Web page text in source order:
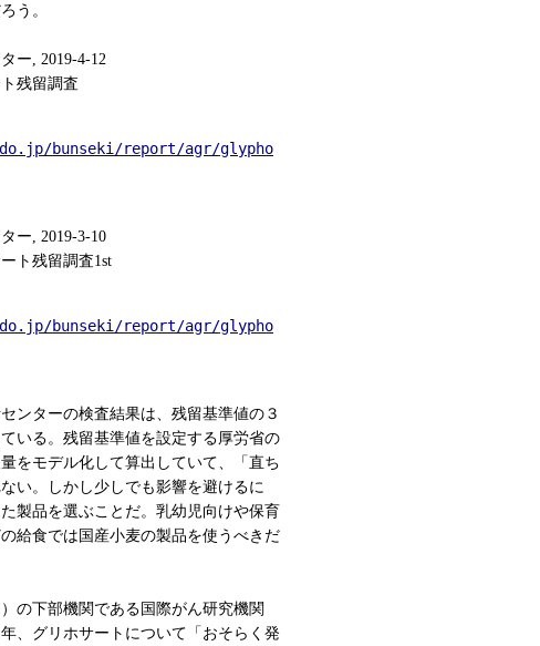
う。
ー, 2019-4-12
残留調査
bunseki/report/agr/glyphosate/wheat_bread_1st/index.html
ー, 2019-3-10
ト残留調査1st
bunseki/report/agr/glyphosate/wheat_flour_1st/index.html
ンターの検査結果は、残留基準値の３
いる。残留基準値を設定する厚労省の
をモデル化して算出していて、「直ち
い。しかし少しでも影響を避けるに
製品を選ぶことだ。乳幼児向けや保育
給食では国産小麦の製品を使うべきだ
の下部機関である国際がん研究機関
、グリホサートについて「おそらく発